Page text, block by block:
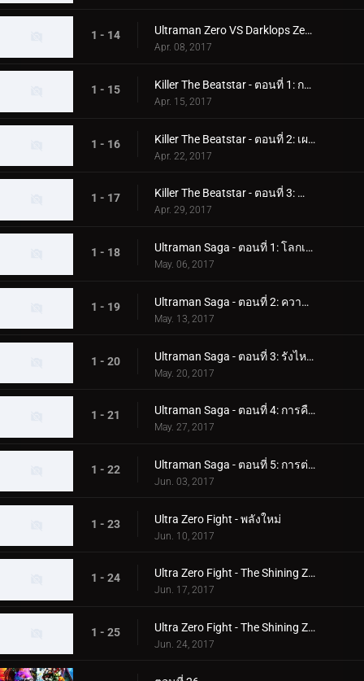
1 - 14 Ultraman Zero VS Darklops Zero - ตอนที่ 3: บิ๊กแบงแห่งเปลวไฟ
Apr. 08, 2017
1 - 15 Killer The Beatstar - ตอนที่ 1: กองทัพเหล็ก
Apr. 15, 2017
1 - 16 Killer The Beatstar - ตอนที่ 2: เผด็จการเหล็ก
Apr. 22, 2017
1 - 17 Killer The Beatstar - ตอนที่ 3: น้ำตาเหล็ก
Apr. 29, 2017
1 - 18 Ultraman Saga - ตอนที่ 1: โลกเงียบ
May. 06, 2017
1 - 19 Ultraman Saga - ตอนที่ 2: ความยากลำบากของศูนย์
May. 13, 2017
1 - 20 Ultraman Saga - ตอนที่ 3: รังไหมแห่งความหวาดกลัว
May. 20, 2017
1 - 21 Ultraman Saga - ตอนที่ 4: การคืนชีพของฮีโร่
May. 27, 2017
1 - 22 Ultraman Saga - ตอนที่ 5: การต่อสู้ที่แท้จริง
Jun. 03, 2017
1 - 23 Ultra Zero Fight - พลังใหม่
Jun. 10, 2017
1 - 24 Ultra Zero Fight - The Shining Zero (ตอนที่ 1)
Jun. 17, 2017
1 - 25 Ultra Zero Fight - The Shining Zero (ตอนที่ 2)
Jun. 24, 2017